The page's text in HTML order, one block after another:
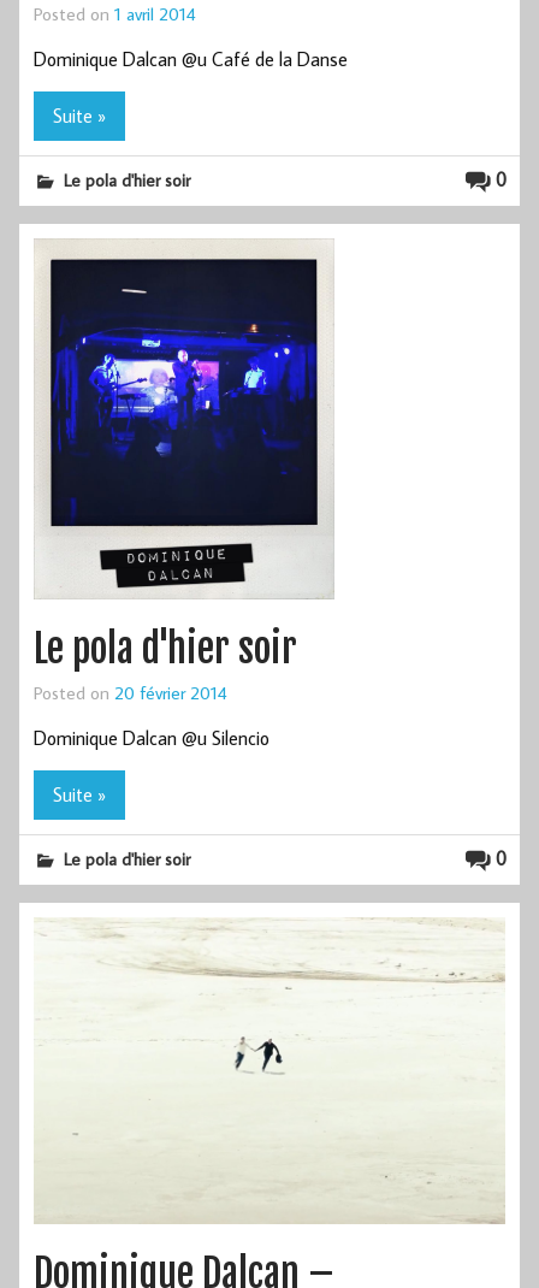
Posted on 1 avril 2014
Dominique Dalcan @u Café de la Danse
Suite »
0
Le pola d'hier soir
Le pola d'hier soir
Posted on 20 février 2014
Dominique Dalcan @u Silencio
Suite »
0
Le pola d'hier soir
Dominique Dalcan –